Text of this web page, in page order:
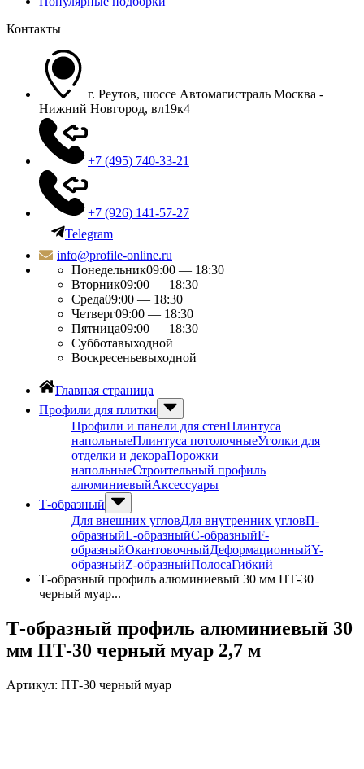
Контакты
г. Реутов, шоссе Автомагистраль Москва -
Нижний Новгород, вл19к4
+7 (495) 740-33-21
+7 (926) 141-57-27
Telegram
info@profile-online.ru
Понедельник09:00 — 18:30
Вторник09:00 — 18:30
Среда09:00 — 18:30
Четверг09:00 — 18:30
Пятница09:00 — 18:30
Субботавыходной
Воскресеньевыходной
Главная страница
Профили для плитки
Профили и панели для стенПлинтуса
напольныеПлинтуса потолочныеУголки для
отделки и декораПорожки
напольныеСтроительный профиль
алюминиевыйАксессуары
Т-образный
Для внешних угловДля внутренних угловП-
образныйL-образныйС-образныйF-
образныйОкантовочныйДеформационныйY-
образныйZ-образныйПолосаГибкий
Т-образный профиль алюминиевый 30 мм ПТ-30
черный муар...
Т-образный профиль алюминиевый 30
мм ПТ-30 черный муар 2,7 м
Артикул: ПТ-30 черный муар